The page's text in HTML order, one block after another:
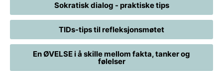
Sokratisk dialog - praktiske tips
TIDs-tips til refleksjonsmøtet
En ØVELSE i å skille mellom fakta, tanker og
følelser